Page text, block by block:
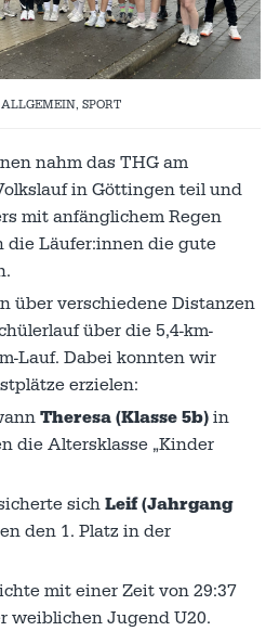
ALLGEMEIN, SPORT
nahm das THG am
in Göttingen teil und
mit anfänglichem Regen
die Läufer:innen die gute
über verschiedene Distanzen
über die 5,4-km-
Lauf. Dabei konnten wir
erzielen:
Theresa (Klasse 5b) in
die Altersklasse „Kinder
sich Leif (Jahrgang
den 1. Platz in der
mit einer Zeit von 29:37
weiblichen Jugend U20.